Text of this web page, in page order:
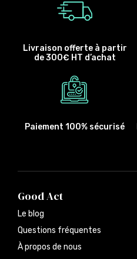
Livraison offerte à partir
de 300€ HT d’achat
Paiement 100% sécurisé
Good Act
Le blog
Questions fréquentes
À propos de nous